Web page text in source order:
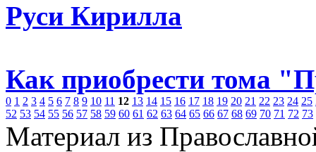
Руси Кирилла
Как приобрести тома
0 1 2 3 4 5 6 7 8 9 10 11 12 13 14 15 16 17 18 19 20 21 22 23 24 25
52 53 54 55 56 57 58 59 60 61 62 63 64 65 66 67 68 69 70 71 72 73
Материал из